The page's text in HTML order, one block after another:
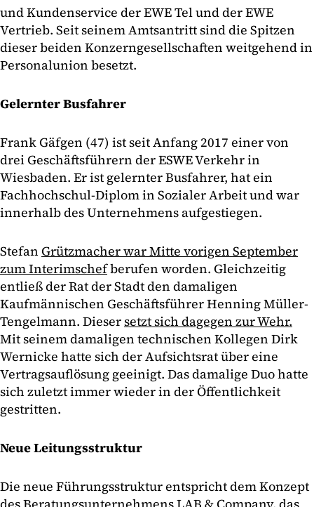
und Kundenservice der EWE Tel und der EWE
Vertrieb. Seit seinem Amtsantritt sind die Spitzen
dieser beiden Konzerngesellschaften weitgehend in
Personalunion besetzt.
Gelernter Busfahrer
Frank Gäfgen (47) ist seit Anfang 2017 einer von
drei Geschäftsführern der ESWE Verkehr in
Wiesbaden. Er ist gelernter Busfahrer, hat ein
Fachhochschul-Diplom in Sozialer Arbeit und war
innerhalb des Unternehmens aufgestiegen.
Stefan Grützmacher war Mitte vorigen September
zum Interimschefberufen worden. Gleichzeitig
entließ der Rat der Stadt den damaligen
Kaufmännischen Geschäftsführer Henning Müller-
Tengelmann. Diesersetzt sich dagegen zur Wehr.
Mit seinem damaligen technischen Kollegen Dirk
Wernicke hatte sich der Aufsichtsrat über eine
Vertragsauflösung geeinigt. Das damalige Duo hatte
sich zuletzt immer wieder in der Öffentlichkeit
gestritten.
Neue Leitungsstruktur
Die neue Führungsstruktur entspricht dem Konzept